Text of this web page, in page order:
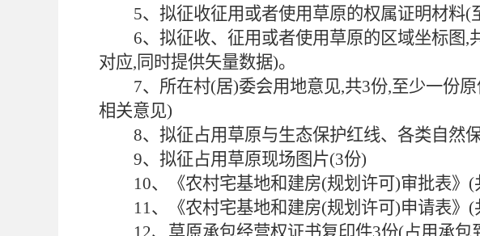
5、拟征收征用或者使用草原的权属证明材料(
6、拟征收、征用或者使用草原的区域坐标图
对应,同时提供矢量数据)。
7、所在村(居)委会用地意见,共3份,至少一份
相关意见)
8、拟征占用草原与生态保护红线、各类自然
9、拟征占用草原现场图片(3份)
10、《农村宅基地和建房(规划许可)审批表》
11、《农村宅基地和建房(规划许可)申请表》(
12、草原承包经营权证书复印件3份(占用承包